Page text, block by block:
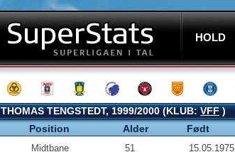
HOLD
THOMAS TENGSTEDT, 1999/2000 (KLUB:VFF)
Position
Alder Født
Midtbane 51 15.05.1975